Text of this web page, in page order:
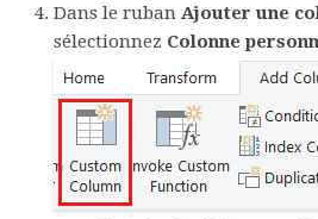
Dans le ruban Ajouter une
sélectionnez Colonne